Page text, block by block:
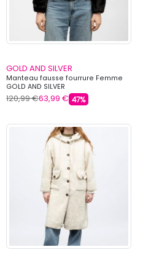
GOLD AND SILVER
Manteau fausse fourrure Femme
GOLD AND SILVER
120,99 €63,99 € 47%